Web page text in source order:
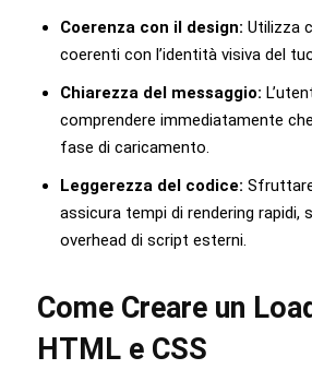
Coerenza con il design: Utilizza
coerenti con l’identità visiva del
Chiarezza del messaggio:
comprendere immediatamente
fase di caricamento.
Leggerezza del codice:
assicura tempi di rendering rapidi,
overhead di script esterni.
Come Creare un
HTML e CSS